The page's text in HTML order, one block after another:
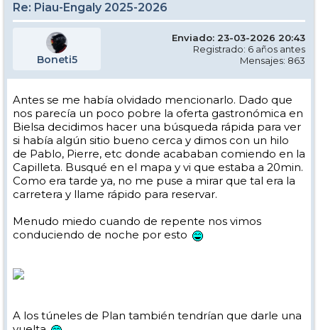
Re: Piau-Engaly 2025-2026
Boneti5
Enviado: 23-03-2026 20:43
Registrado: 6 años antes
Mensajes: 863
Antes se me había olvidado mencionarlo. Dado que
nos parecía un poco pobre la oferta gastronómica en
Bielsa decidimos hacer una búsqueda rápida para ver
si había algún sitio bueno cerca y dimos con un hilo
de Pablo, Pierre, etc donde acababan comiendo en la
Capilleta. Busqué en el mapa y vi que estaba a 20min.
Como era tarde ya, no me puse a mirar que tal era la
carretera y llame rápido para reservar.
Menudo miedo cuando de repente nos vimos
conduciendo de noche por esto
A los túneles de Plan también tendrían que darle una